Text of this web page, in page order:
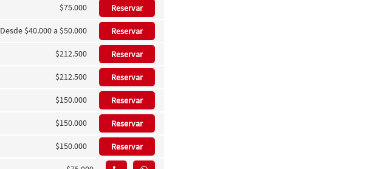
$75.000 Reservar
Desde $40.000 a $50.000 Reservar
$212.500 Reservar
$212.500 Reservar
$150.000 Reservar
$150.000 Reservar
$150.000 Reservar